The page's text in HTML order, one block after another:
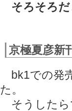
そろそろ
京極夏彦新
bk1での発
た。
そうしたら